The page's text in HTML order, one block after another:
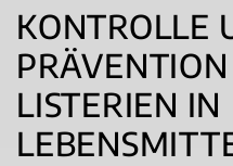
KONTROLLE
LISTERIEN IN